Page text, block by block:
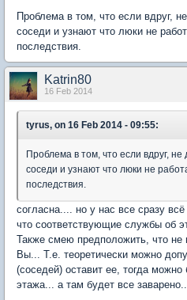
Проблема в том, что если вдруг,
соседи и узнают что люки не
последствия.
Katrin80
16 Feb 2014
tyrus, on 16 Feb 2014 - 09:55:
Проблема в том, что если вдруг,
соседи и узнают что люки не
последствия.
согласна.... но у нас все сразу
что соответствующие службы об
Также смею предположить, что не
Вы... Т.е. теоретически можно
(соседей) оставит ее, тогда можно
этажа... а там будет все